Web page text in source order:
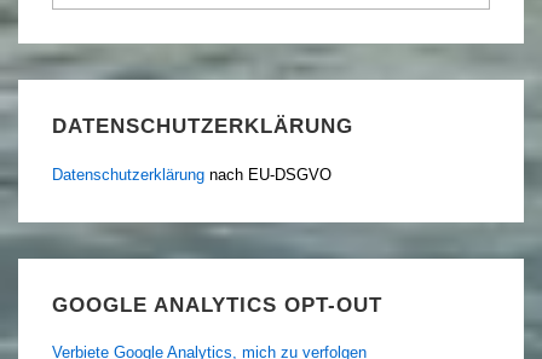
DATENSCHUTZERKLÄRUNG
Datenschutzerklärung nach EU-DSGVO
GOOGLE ANALYTICS OPT-OUT
Verbiete Google Analytics, mich zu verfolgen